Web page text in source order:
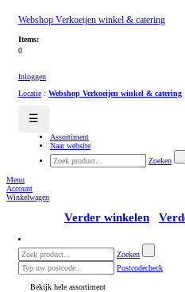
Webshop Verkoeijen winkel & catering
Items:
0
Inloggen
Locatie : Webshop Verkoeijen winkel & catering
☰
Assortiment
Naar website
Zoeken
Menu
Account
Winkelwagen
Verder winkelen
Zoeken
Postcodecheck
Bekijk hele assortiment